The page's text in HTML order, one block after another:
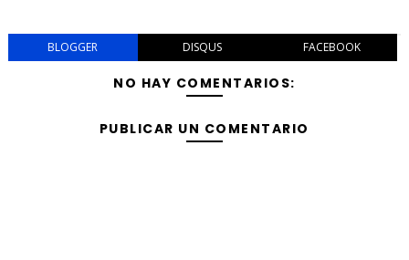
BLOGGER DISQUS FACEBOOK
NO HAY COMENTARIOS:
PUBLICAR UN COMENTARIO